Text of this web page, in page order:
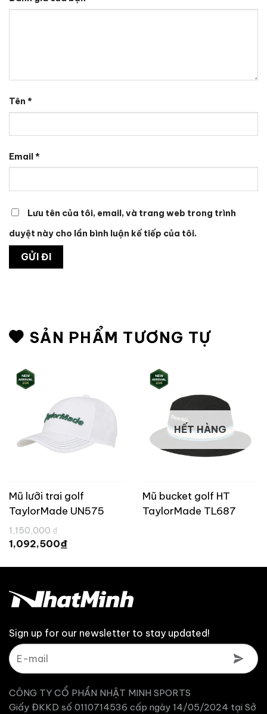
Tên *
Email*
Lưu tên của tôi, email, và trang web trong trình
duyệt này cho lần bình luận kế tiếp của tôi.
SẢN PHẨM TƯƠNG TỰ
Mũ lưỡi trai golf
TaylorMade UN575
1,150,000 ₫
gốc
là:
1,092,500₫
là:
HẾT HÀNG
Mũ bucket golf HT
TaylorMade TL687
₫.
Sign up for our newsletter to stay updated!
CÔNG TY CỔ PHẦN NHẬT MINH SPORTS
Giấy ĐKKD số 0110714536 cấp ngày 14/05/2024 tại Sở